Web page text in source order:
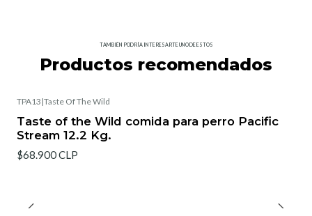
TAMBIÉN PODRÍA INTERESARTE UNO DE ESTOS
Productos recomendados
TPA13 |Taste Of The Wild
Taste of the Wild comida para perro Pacific
Stream 12.2 Kg.
$68.900 CLP